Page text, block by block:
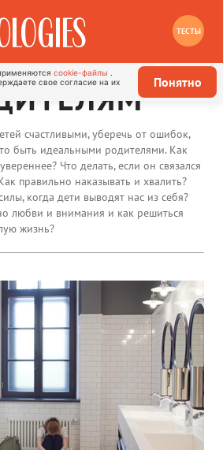
ТЕСТЫ
cookie-файлы
свое согласие на их
Понятно
счастливыми, уберечь от ошибок,
быть идеальными родителями. Как
Что делать, если он связался
правильно наказывать и хвалить?
когда дети выводят нас из себя?
любви и внимания и как решиться
жизнь?